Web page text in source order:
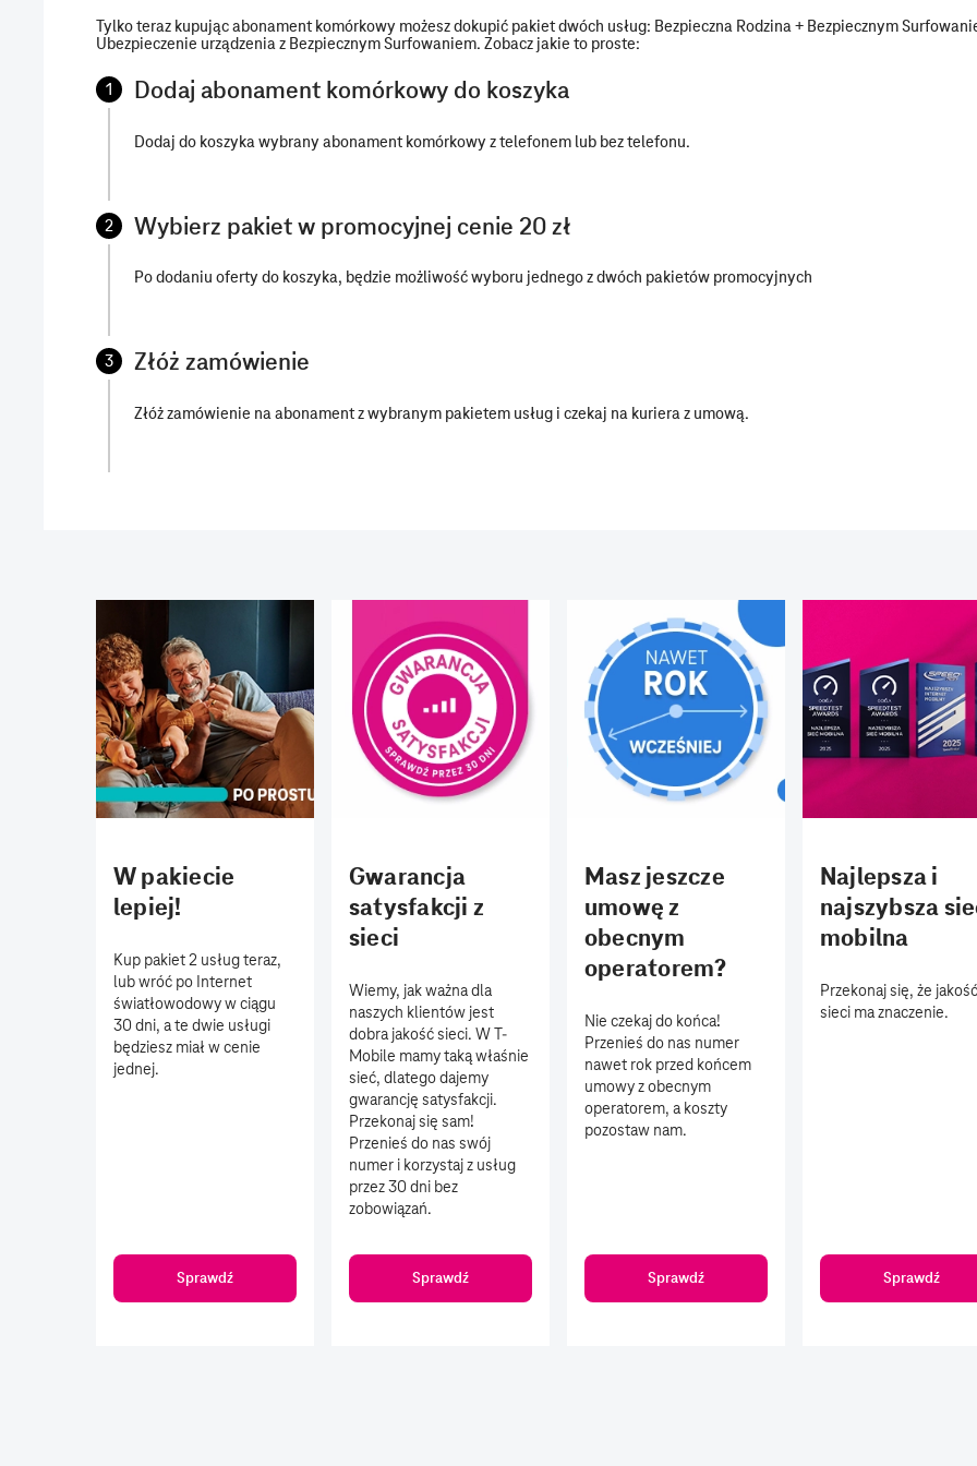
W pakiecie
lepiej!
Kup pakiet 2 usług teraz,
lub wróć po Internet
światłowodowy w ciągu
30 dni, a te dwie usługi
będziesz miał w cenie
jednej.
Sprawdź
Gwarancja
satysfakcji z
sieci
Wiemy, jak ważna dla
naszych klientów jest
dobra jakość sieci. W T-
Mobile mamy taką właśnie
sieć, dlatego dajemy
gwarancję satysfakcji.
Przekonaj się sam!
Przenieś do nas swój
numer i korzystaj z usług
przez 30 dni bez
zobowiązań.
Sprawdź
Masz jeszcze
umowę z
obecnym
operatorem?
Nie czekaj do końca!
Przenieś do nas numer
nawet rok przed końcem
umowy z obecnym
operatorem, a koszty
pozostaw nam.
Sprawdź
Najlepsza i
najszybsza
mobilna
Przekonaj się, że jakość
sieci ma znaczenie.
Sprawdź